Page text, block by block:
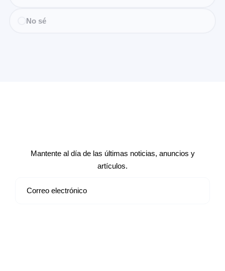
No sé
Mantente al día de las últimas noticias, anuncios y
artículos.